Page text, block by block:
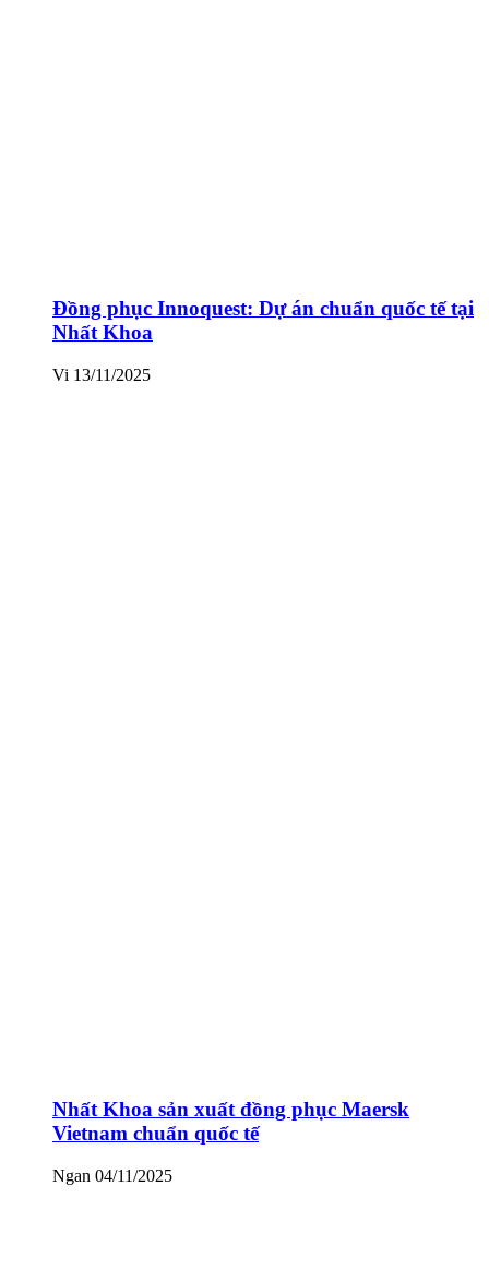
Đồng phục Innoquest: Dự án chuẩn quốc tế tại
Nhất Khoa
Vi 13/11/2025
Nhất Khoa sản xuất đồng phục Maersk
Vietnam chuẩn quốc tế
Ngan 04/11/2025